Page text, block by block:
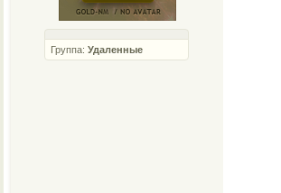
Группа: Удаленные